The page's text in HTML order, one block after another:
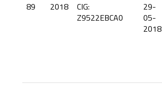
89 2018
CIG:
Z9522EBCA0
29-
05-
2018